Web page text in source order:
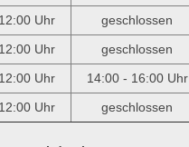
Uhr
geschlossen
Uhr
geschlossen
Uhr
14:00 - 16:00 Uhr
Uhr geschlossen